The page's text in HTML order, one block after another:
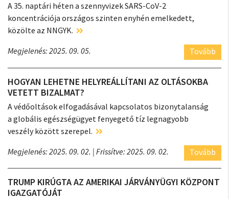
A 35. naptári héten a szennyvizek SARS-CoV-2
koncentrációja országos szinten enyhén emelkedett,
közölte az NNGYK.
Megjelenés: 2025. 09. 05.
Tovább
HOGYAN LEHETNE HELYREÁLLÍTANI AZ OLTÁSOKBA
VETETT BIZALMAT?
A védőoltások elfogadásával kapcsolatos bizonytalanság
a globális egészségügyet fenyegető tíz legnagyobb
veszély között szerepel.
Megjelenés: 2025. 09. 02. | Frissítve: 2025. 09. 02. Tovább
TRUMP KIRÚGTA AZ AMERIKAI JÁRVÁNYÜGYI KÖZPONT
IGAZGATÓJÁT